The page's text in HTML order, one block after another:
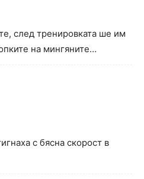
след тренировката ше им
на мингяните…
с бясна скорост в